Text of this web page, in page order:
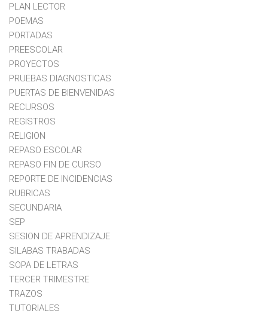
PLAN LECTOR
POEMAS
PORTADAS
PREESCOLAR
PROYECTOS
PRUEBAS DIAGNOSTICAS
PUERTAS DE BIENVENIDAS
RECURSOS
REGISTROS
RELIGION
REPASO ESCOLAR
REPASO FIN DE CURSO
REPORTE DE INCIDENCIAS
RUBRICAS
SECUNDARIA
SEP
SESION DE APRENDIZAJE
SILABAS TRABADAS
SOPA DE LETRAS
TERCER TRIMESTRE
TRAZOS
TUTORIALES